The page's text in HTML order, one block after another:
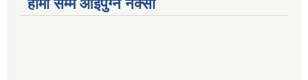
हामी सम्म आईपुग्ने नक्सा